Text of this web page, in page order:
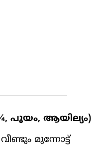
പൂയം, ആയില്യം)
മുന്നോട്ട്